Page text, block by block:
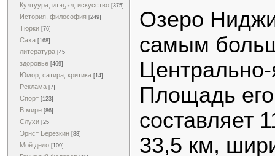
Култуура, итэҕэл, искусство [375]
История, философия [249]
Тюрки [76]
Саха [168]
литература [45]
здоровье [469]
Юмор, сатира, критика [14]
Реклама [7]
Спорт [123]
В мире [86]
Слухи [25]
Эрнст Березкин [88]
Моё дело [109]
Озеро
самым
Площадь
составляет
33,5 км,